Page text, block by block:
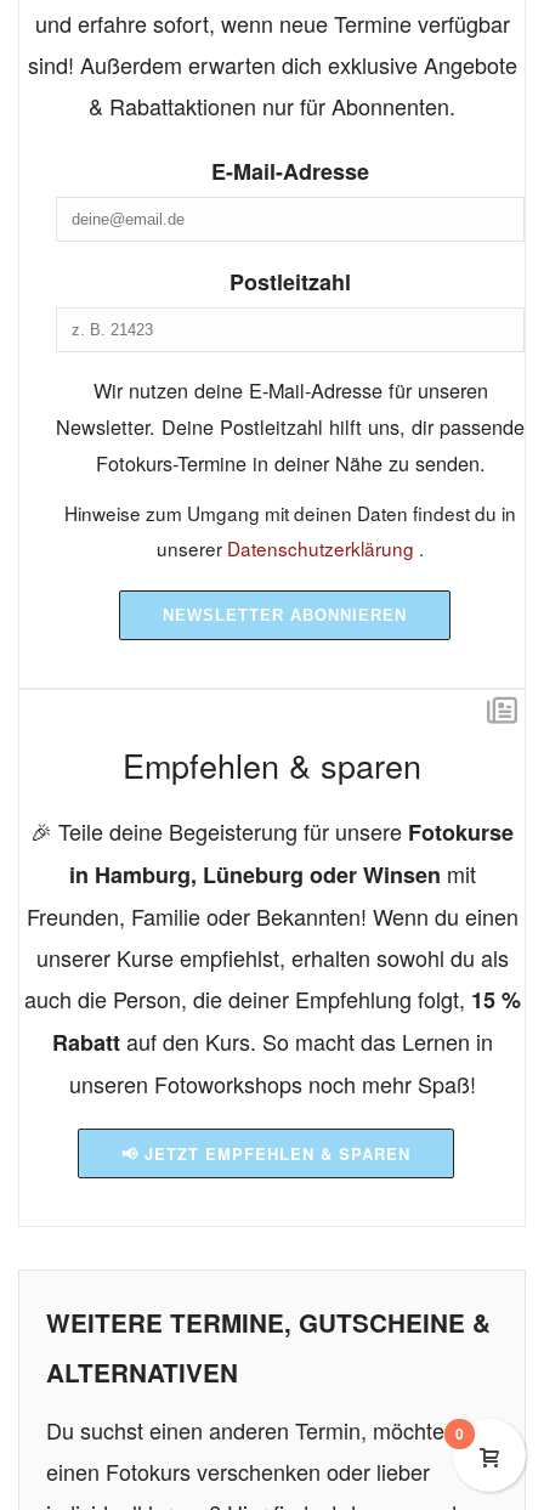
und erfahre sofort, wenn neue Termine verfügbar
sind! Außerdem erwarten dich exklusive Angebote
& Rabattaktionen nur für Abonnenten.
E-Mail-Adresse
Postleitzahl
Wir nutzen deine E-Mail-Adresse für unseren
Newsletter. Deine Postleitzahl hilft uns, dir passende
Fotokurs-Termine in deiner Nähe zu senden.
Hinweise zum Umgang mit deinen Daten findest du in
unserer Datenschutzerklärung .
NEWSLETTER ABONNIEREN
Empfehlen & sparen
🎉 Teile deine Begeisterung für unsere Fotokurse
in Hamburg, Lüneburg oder Winsen mit
Freunden, Familie oder Bekannten! Wenn du einen
unserer Kurse empfiehlst, erhalten sowohl du als
auch die Person, die deiner Empfehlung folgt, 15 %
Rabattauf den Kurs. So macht das Lernen in
unseren Fotoworkshops noch mehr Spaß!
📢 JETZT EMPFEHLEN & SPAREN
WEITERE TERMINE, GUTSCHEINE &
ALTERNATIVEN
Du suchst einen anderen Termin, möchtest
einen Fotokurs verschenken oder lieber
0